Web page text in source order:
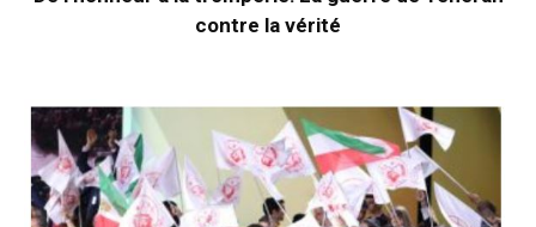
contre la vérité